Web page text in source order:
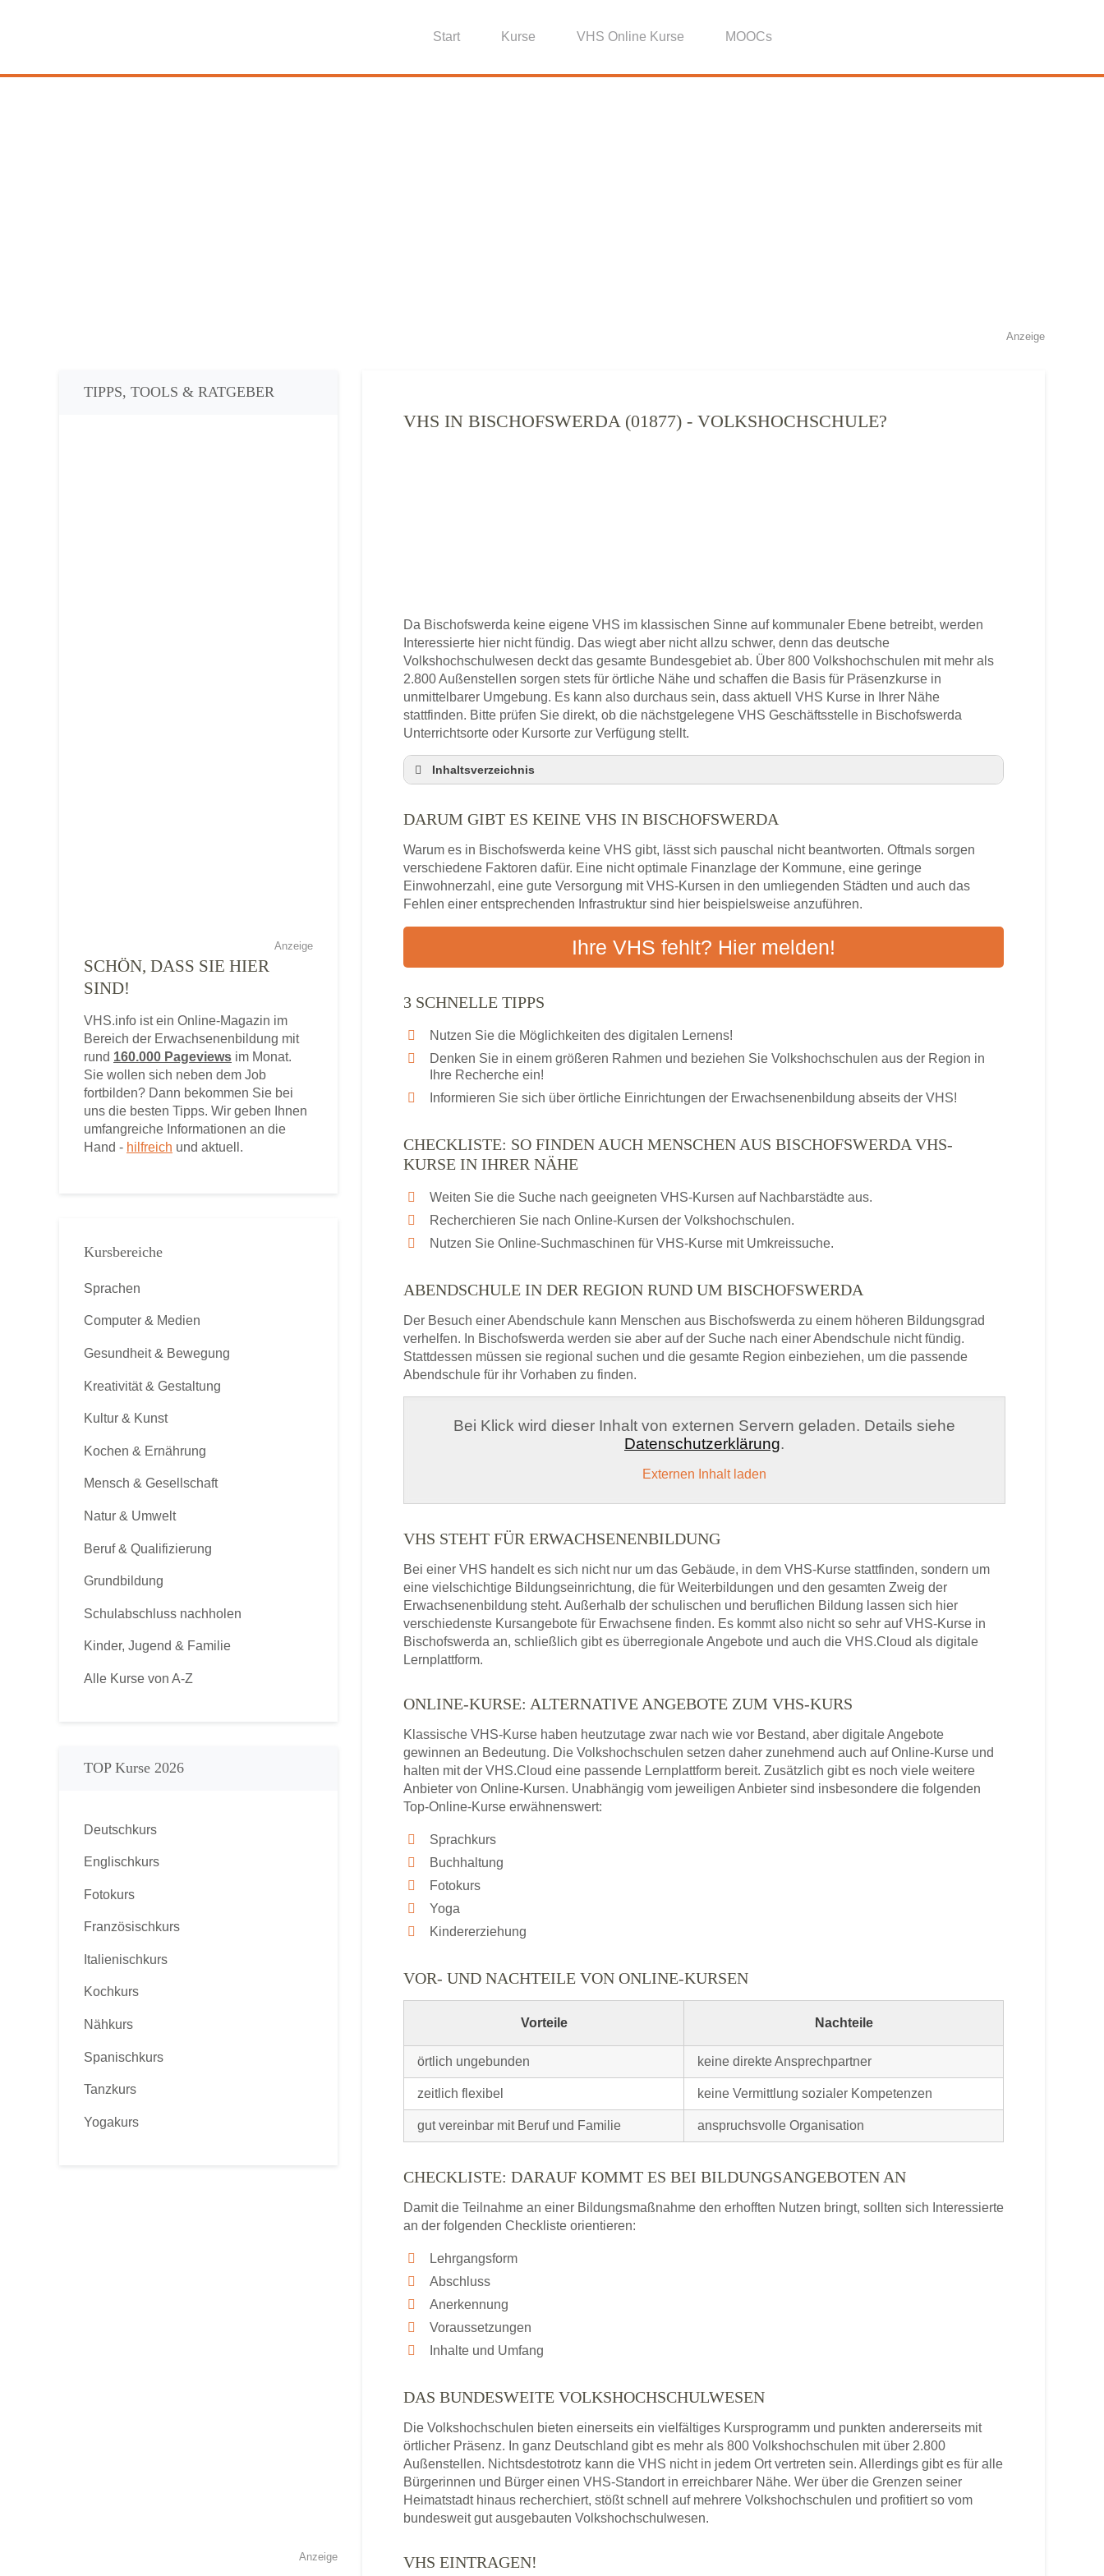
Start Kurse VHS Online Kurse MOOCs
Anzeige
VHS IN BISCHOFSWERDA (01877) - VOLKSHOCHSCHULE?
Da Bischofswerda keine eigene VHS im klassischen Sinne auf kommunaler Ebene betreibt, werden
Interessierte hier nicht fündig. Das wiegt aber nicht allzu schwer, denn das deutsche
Volkshochschulwesen deckt das gesamte Bundesgebiet ab. Über 800 Volkshochschulen mit mehr als
2.800 Außenstellen sorgen stets für örtliche Nähe und schaffen die Basis für Präsenzkurse in
unmittelbarer Umgebung. Es kann also durchaus sein, dass aktuell VHS Kurse in Ihrer Nähe
stattfinden. Bitte prüfen Sie direkt, ob die nächstgelegene VHS Geschäftsstelle in Bischofswerda
Unterrichtsorte oder Kursorte zur Verfügung stellt.
Inhaltsverzeichnis
3 schnelle Tipps
Abendschule in der Region rund um Bischofswerda
VHS steht für Erwachsenenbildung
Online-Kurse: Alternative Angebote zum VHS-Kurs
Checkliste: Darauf kommt es bei Bildungsangeboten an
DARUM GIBT ES KEINE VHS IN BISCHOFSWERDA
Warum es in Bischofswerda keine VHS gibt, lässt sich pauschal nicht beantworten. Oftmals sorgen
verschiedene Faktoren dafür. Eine nicht optimale Finanzlage der Kommune, eine geringe
Einwohnerzahl, eine gute Versorgung mit VHS-Kursen in den umliegenden Städten und auch das
Fehlen einer entsprechenden Infrastruktur sind hier beispielsweise anzuführen.
Ihre VHS fehlt? Hier melden!
3 SCHNELLE TIPPS
Nutzen Sie die Möglichkeiten des digitalen Lernens!
Denken Sie in einem größeren Rahmen und beziehen Sie Volkshochschulen aus der Region in
Ihre Recherche ein!
Informieren Sie sich über örtliche Einrichtungen der Erwachsenenbildung abseits der VHS!
CHECKLISTE: SO FINDEN AUCH MENSCHEN AUS BISCHOFSWERDA VHS-
KURSE IN IHRER NÄHE
Weiten Sie die Suche nach geeigneten VHS-Kursen auf Nachbarstädte aus.
Recherchieren Sie nach Online-Kursen der Volkshochschulen.
Nutzen Sie Online-Suchmaschinen für VHS-Kurse mit Umkreissuche.
ABENDSCHULE IN DER REGION RUND UM BISCHOFSWERDA
Der Besuch einer Abendschule kann Menschen aus Bischofswerda zu einem höheren Bildungsgrad
verhelfen. In Bischofswerda werden sie aber auf der Suche nach einer Abendschule nicht fündig.
Stattdessen müssen sie regional suchen und die gesamte Region einbeziehen, um die passende
Abendschule für ihr Vorhaben zu finden.
Bei Klick wird dieser Inhalt von externen Servern geladen. Details siehe
Datenschutzerklärung.
Externen Inhalt laden
VHS STEHT FÜR ERWACHSENENBILDUNG
Bei einer VHS handelt es sich nicht nur um das Gebäude, in dem VHS-Kurse stattfinden, sondern um
eine vielschichtige Bildungseinrichtung, die für Weiterbildungen und den gesamten Zweig der
Erwachsenenbildung steht. Außerhalb der schulischen und beruflichen Bildung lassen sich hier
verschiedenste Kursangebote für Erwachsene finden. Es kommt also nicht so sehr auf VHS-Kurse in
Bischofswerda an, schließlich gibt es überregionale Angebote und auch die VHS.Cloud als digitale
Lernplattform.
ONLINE-KURSE: ALTERNATIVE ANGEBOTE ZUM VHS-KURS
Klassische VHS-Kurse haben heutzutage zwar nach wie vor Bestand, aber digitale Angebote
gewinnen an Bedeutung. Die Volkshochschulen setzen daher zunehmend auch auf Online-Kurse und
halten mit der VHS.Cloud eine passende Lernplattform bereit. Zusätzlich gibt es noch viele weitere
Anbieter von Online-Kursen. Unabhängig vom jeweiligen Anbieter sind insbesondere die folgenden
Top-Online-Kurse erwähnenswert:
Sprachkurs
Buchhaltung
Fotokurs
Yoga
Kindererziehung
VOR- UND NACHTEILE VON ONLINE-KURSEN
Vorteile Nachteile
örtlich ungebunden keine direkte Ansprechpartner
zeitlich flexibel keine Vermittlung sozialer Kompetenzen
gut vereinbar mit Beruf und Familie anspruchsvolle Organisation
CHECKLISTE: DARAUF KOMMT ES BEI BILDUNGSANGEBOTEN AN
Damit die Teilnahme an einer Bildungsmaßnahme den erhofften Nutzen bringt, sollten sich Interessierte
an der folgenden Checkliste orientieren:
Lehrgangsform
Abschluss
Anerkennung
Voraussetzungen
Inhalte und Umfang
DAS BUNDESWEITE VOLKSHOCHSCHULWESEN
Die Volkshochschulen bieten einerseits ein vielfältiges Kursprogramm und punkten andererseits mit
örtlicher Präsenz. In ganz Deutschland gibt es mehr als 800 Volkshochschulen mit über 2.800
Außenstellen. Nichtsdestotrotz kann die VHS nicht in jedem Ort vertreten sein. Allerdings gibt es für alle
Bürgerinnen und Bürger einen VHS-Standort in erreichbarer Nähe. Wer über die Grenzen seiner
Heimatstadt hinaus recherchiert, stößt schnell auf mehrere Volkshochschulen und profitiert so vom
bundesweit gut ausgebauten Volkshochschulwesen.
VHS EINTRAGEN!
TIPPS, TOOLS & RATGEBER
Anzeige
SCHÖN, DASS SIE HIER
SIND!
VHS.info ist ein Online-Magazin im
Bereich der Erwachsenenbildung mit
rund 160.000 Pageviews im Monat.
Sie wollen sich neben dem Job
fortbilden? Dann bekommen Sie bei
uns die besten Tipps. Wir geben Ihnen
umfangreiche Informationen an die
Hand - hilfreich und aktuell.
Kursbereiche
Sprachen
Computer & Medien
Gesundheit & Bewegung
Kreativität & Gestaltung
Kultur & Kunst
Kochen & Ernährung
Mensch & Gesellschaft
Natur & Umwelt
Beruf & Qualifizierung
Grundbildung
Schulabschluss nachholen
Kinder, Jugend & Familie
Alle Kurse von A-Z
TOP Kurse 2026
Deutschkurs
Englischkurs
Fotokurs
Französischkurs
Italienischkurs
Kochkurs
Nähkurs
Spanischkurs
Tanzkurs
Yogakurs
Anzeige